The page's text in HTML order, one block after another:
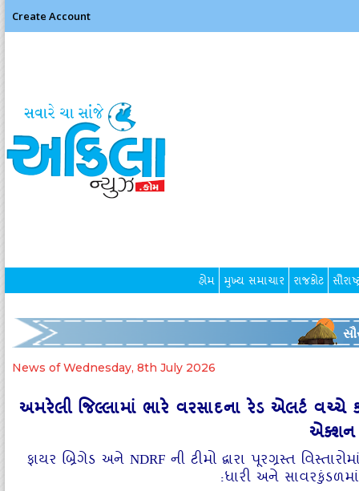
Create Account
હોમ મુખ્ય સમાચાર રાજકોટ
News of Wednesday, 8th July 2026
અમરેલી જિલ્લામાં ભારે વરસાદના રેડ એલર્ટ વચ્ચે
એક્શન
ફાયર બ્રિગેડ અને NDRF ની ટીમો દ્વારા પૂરગ્રસ્ત
:ધારી અને